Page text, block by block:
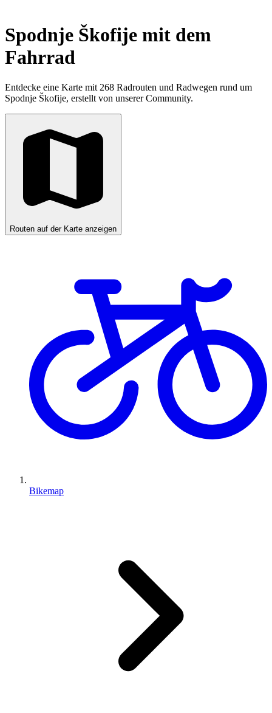
Spodnje Škofije mit dem
Fahrrad
Entdecke eine Karte mit 268 Radrouten und Radwegen rund um
Spodnje Škofije, erstellt von unserer Community.
Routen auf der Karte anzeigen
Bikemap